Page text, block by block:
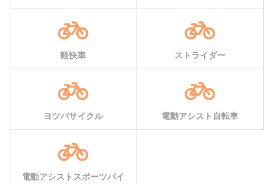
軽快車 ストライダー
ヨツバサイクル 電動アシスト自転車
電動アシストスポーツバイ